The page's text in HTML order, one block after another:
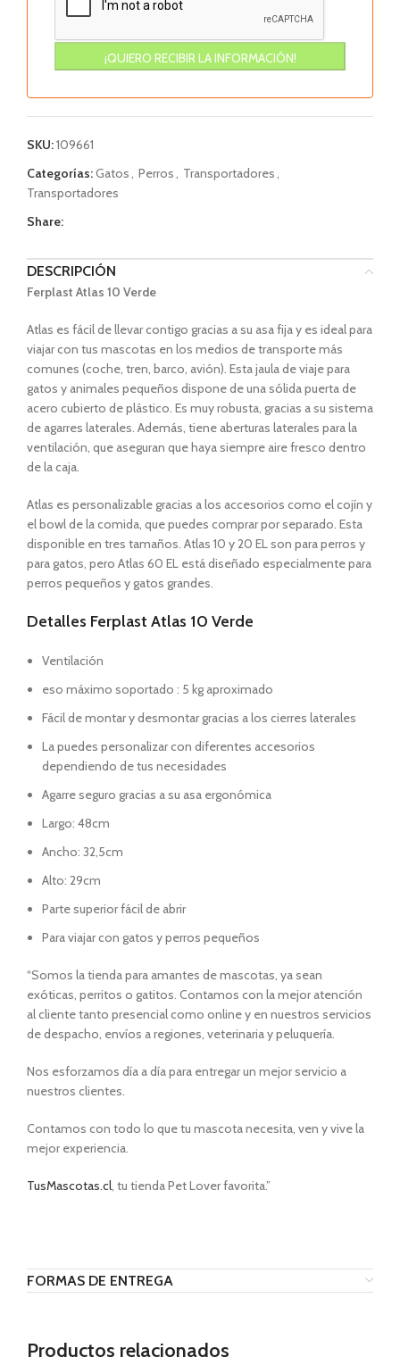
SKU:109661
Categorías:Gatos, Perros, Transportadores,
Transportadores
Share:
DESCRIPCIÓN
Ferplast Atlas 10 Verde
Atlas es fácil de llevar contigo gracias a su asa fija y es ideal para
viajar con tus mascotas en los medios de transporte más
comunes (coche, tren, barco, avión). Esta jaula de viaje para
gatos y animales pequeños dispone de una sólida puerta de
acero cubierto de plástico. Es muy robusta, gracias a su sistema
de agarres laterales. Además, tiene aberturas laterales para la
ventilación, que aseguran que haya siempre aire fresco dentro
de la caja.
Atlas es personalizable gracias a los accesorios como el cojín y
el bowl de la comida, que puedes comprar por separado. Esta
disponible en tres tamaños. Atlas 10 y 20 EL son para perros y
para gatos, pero Atlas 60 EL está diseñado especialmente para
perros pequeños y gatos grandes.
Detalles Ferplast Atlas 10 Verde
Ventilación
eso máximo soportado : 5 kg aproximado
Fácil de montar y desmontar gracias a los cierres laterales
La puedes personalizar con diferentes accesorios
dependiendo de tus necesidades
Agarre seguro gracias a su asa ergonómica
Largo: 48cm
Ancho: 32,5cm
Alto: 29cm
Parte superior fácil de abrir
Para viajar con gatos y perros pequeños
“Somos la tienda para amantes de mascotas, ya sean
exóticas, perritos o gatitos. Contamos con la mejor atención
al cliente tanto presencial como online y en nuestros servicios
de despacho, envíos a regiones, veterinaria y peluquería.
Nos esforzamos día a día para entregar un mejor servicio a
nuestros clientes.
Contamos con todo lo que tu mascota necesita, ven y vive la
mejor experiencia.
TusMascotas.cl, tu tienda Pet Lover favorita.”
FORMAS DE ENTREGA
Productos relacionados